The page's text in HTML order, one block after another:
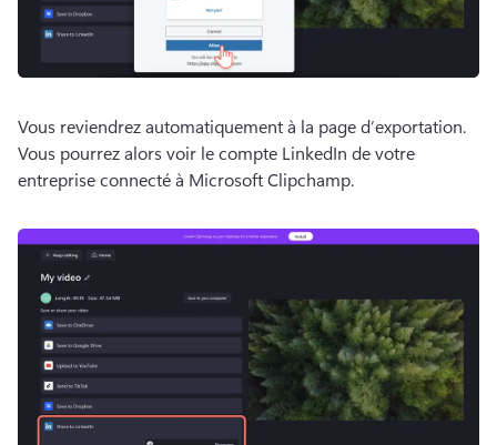
Vous pourrez alors voir le compte LinkedIn de votre
entreprise connecté à Microsoft Clipchamp.